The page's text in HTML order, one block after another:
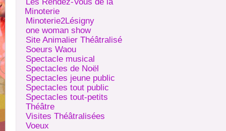
Minoterie
Minoterie2Lésigny
one woman show
Site Animalier Théâtralisé
Soeurs Waou
Spectacle musical
Spectacles de Noël
Spectacles jeune public
Spectacles tout public
Spectacles tout-petits
Théâtre
Visites Théâtralisées
Voeux